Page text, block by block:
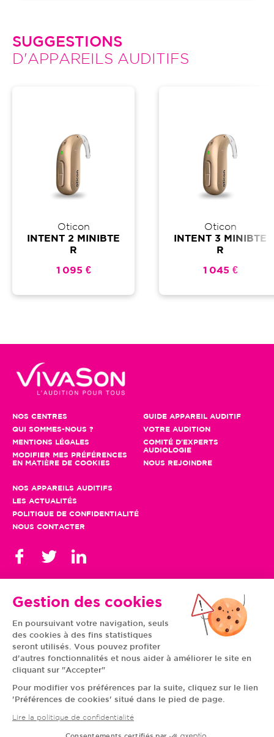
Gestion des cookies
En poursuivant votre navigation, seuls
des cookies à des fins statistiques
seront utilisés. Vous pouvez profiter
d'autres fonctionnalités et nous aider à améliorer le site en
cliquant sur "Accepter"
Pour modifier vos préférences par la suite, cliquez sur le lien
'Préférences de cookies' situé dans le pied de page.
Lire la politique de confidentialité
SUGGESTIONS
D'APPAREILS AUDITIFS
Oticon
INTENT 2 MINIBTE
R
1 095 €
Oticon
INTENT 3 MINIBTE
R
1 045 €
NOS CENTRES
QUI SOMMES-NOUS ?
MENTIONS LÉGALES
MODIFIER MES PRÉFÉRENCES
EN MATIÈRE DE COOKIES
GUIDE APPAREIL AUDITIF
VOTRE AUDITION
COMITÉ D'EXPERTS
AUDIOLOGIE
NOUS REJOINDRE
NOS APPAREILS AUDITIFS
LES ACTUALITÉS
POLITIQUE DE CONFIDENTIALITÉ
NOUS CONTACTER
TOUS NOS CENTRES
AUVERGNE-RHÔNE-
ALPES
FRANCHE-COMTÉ
BRETAGNE
CENTRE-VAL DE LOIRE
GRAND EST
ÎLE-DE-FRANCE
NORMANDIE
PAYS DE LA LOIRE
PROVENCE-ALPES-
CÔTE D'AZUR